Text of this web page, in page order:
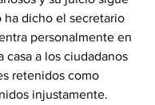
ha dicho el secretario
personalmente en
casa a los ciudadanos
retenidos como
injustamente.